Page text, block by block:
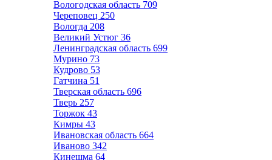
Вологодская область 709
Череповец 250
Вологда 208
Великий Устюг 36
Ленинградская область 699
Мурино 73
Кудрово 53
Гатчина 51
Тверская область 696
Тверь 257
Торжок 43
Кимры 43
Ивановская область 664
Иваново 342
Кинешма 64